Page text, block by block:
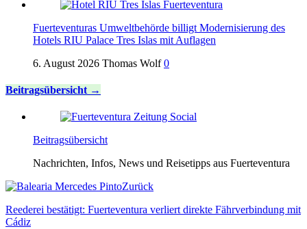
Fuerteventuras Umweltbehörde billigt Modernisierung des
Hotels RIU Palace Tres Islas mit Auflagen
6. August 2026 Thomas Wolf 0
Beitragsübersicht
Beitragsübersicht
Nachrichten, Infos, News und Reisetipps aus Fuerteventura
Zurück
Reederei bestätigt: Fuerteventura verliert direkte Fährverbindung mit
Cádiz